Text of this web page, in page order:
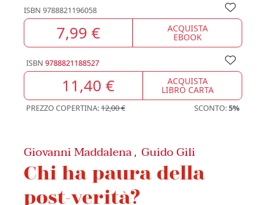
ISBN 9788821196058
7,99 € ACQUISTA
EBOOK
ISBN 9788821188527
11,40 € ACQUISTA
LIBRO CARTA
PREZZO COPERTINA:12,00 € SCONTO:5%
Giovanni Maddalena , Guido Gili
Chi ha paura della
post-verità?